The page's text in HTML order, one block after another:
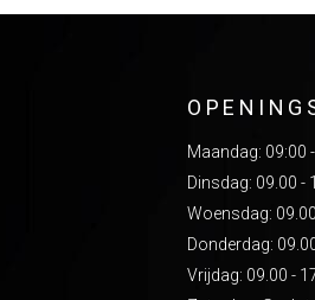
Maandag: 09:00
Dinsdag: 09.00 -
Woensdag:
Donderdag:
Vrijdag: 09.00 -